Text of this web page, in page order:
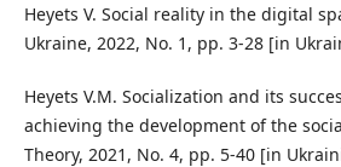
Heyets V. Social reality in the digital
Ukraine, 2022, No. 1, pp. 3-28 [in
Heyets V.M. Socialization and its
achieving the development of the
Theory, 2021, No. 4, pp. 5-40 [in